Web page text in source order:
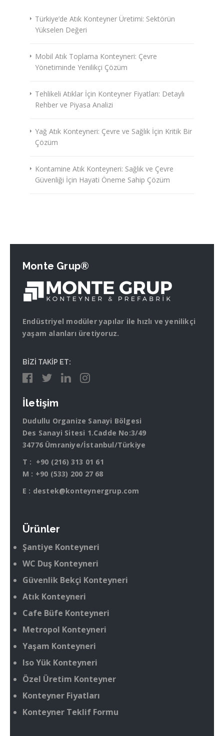
Türkiye’de Atık Konteyner Üretimi: Sektörün
Yükselen Değeri
Mobil Atık Toplama Konteyneri: Çevre
Yönetiminde Yenilikçi Çözüm
Tehlikeli Atıklar İçin Konteyner Fiyatları: Detaylı
Rehber ve Piyasa Analizi
Yağ Atık Konteyneri: Çevre ve Sağlık İçin Kritik Bir
Çözüm
Kontamine Atık Konteyneri: Sağlık ve Çevre
Güvenliği İçin Hayati Öneme Sahip Çözüm
Monte Grup®
Endüstriyel modüler yapılar ile hızlı ve yenilikçi
yaşam alanları üretiyoruz.
BİZİ TAKİP ET:
İletişim
Dudullu Organize Sanayi Bölgesi
Des Sanayi Sitesi 1.Cadde No:3/49
34776 Ümraniye/İstanbul/Türkiye
T : +90 (216) 313 01 61
M : +90 (533) 200 27 68
E : destek@konteynergrup.com
Ürünler
Şantiye Konteyneri
WC Duş Konteyneri
Güvenlik Bekçi Konteyneri
Atık Konteyneri
Cafe Büfe Konteyneri
Metropol Konteyneri
Yaşam Konteyneri
Iso Yük Konteyneri
Özel Üretim Konteyner
Konteyner Fiyatları
Konteyner Teklif Formu